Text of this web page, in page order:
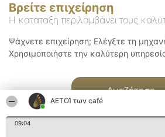
ΑΕΤΟΊ των café
09:04
Βρείτε επιχείρηση
Η κατάταξη περιλαμβάνει τους
Ψάχνετε επιχείρηση; Ελέγξτε τη
Χρησιμοποιήστε την καλύτερη
Αναζήτηση